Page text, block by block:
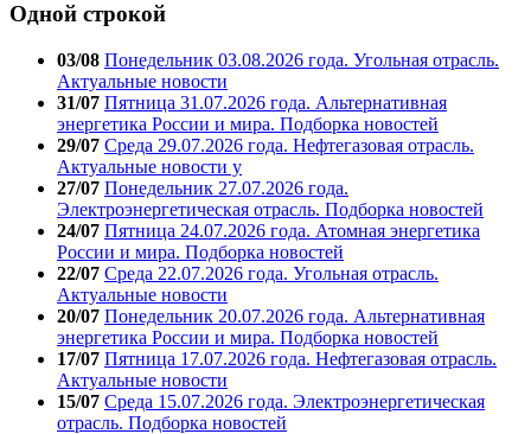
Одной строкой
03/08 Понедельник 03.08.2026 года. Угольная отрасль.
Актуальные новости
31/07 Пятница 31.07.2026 года. Альтернативная
энергетика России и мира. Подборка новостей
29/07 Среда 29.07.2026 года. Нефтегазовая отрасль.
Актуальные новости у
27/07 Понедельник 27.07.2026 года.
Электроэнергетическая отрасль. Подборка новостей
24/07 Пятница 24.07.2026 года. Атомная энергетика
России и мира. Подборка новостей
22/07 Среда 22.07.2026 года. Угольная отрасль.
Актуальные новости
20/07 Понедельник 20.07.2026 года. Альтернативная
энергетика России и мира. Подборка новостей
17/07 Пятница 17.07.2026 года. Нефтегазовая отрасль.
Актуальные новости
15/07 Среда 15.07.2026 года. Электроэнергетическая
отрасль. Подборка новостей